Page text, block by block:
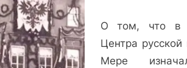
О том, что в
Центра русской
Мере